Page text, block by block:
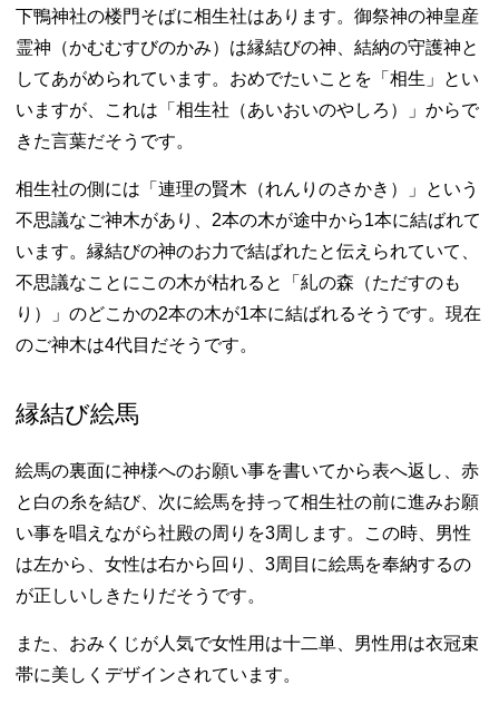
下鴨神社の楼門そばに相生社はあります。御祭神の神皇産
霊神（かむむすびのかみ）は縁結びの神、結納の守護神と
してあがめられています。おめでたいことを「相生」とい
いますが、これは「相生社（あいおいのやしろ）」からで
きた言葉だそうです。
相生社の側には「連理の賢木（れんりのさかき）」という
不思議なご神木があり、2本の木が途中から1本に結ばれて
います。縁結びの神のお力で結ばれたと伝えられていて、
不思議なことにこの木が枯れると「糺の森（ただすのも
り）」のどこかの2本の木が1本に結ばれるそうです。現在
のご神木は4代目だそうです。
縁結び絵馬
絵馬の裏面に神様へのお願い事を書いてから表へ返し、赤
と白の糸を結び、次に絵馬を持って相生社の前に進みお願
い事を唱えながら社殿の周りを3周します。この時、男性
は左から、女性は右から回り、3周目に絵馬を奉納するの
が正しいしきたりだそうです。
また、おみくじが人気で女性用は十二単、男性用は衣冠束
帯に美しくデザインされています。